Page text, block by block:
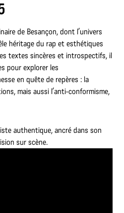
de Besançon, dont l’univers
héritage du rap et esthétiques
textes sincères et introspectifs, il
pour explorer les
en quête de repères : la
mais aussi l’anti-conformisme,
authentique, ancré dans son
sur scène.